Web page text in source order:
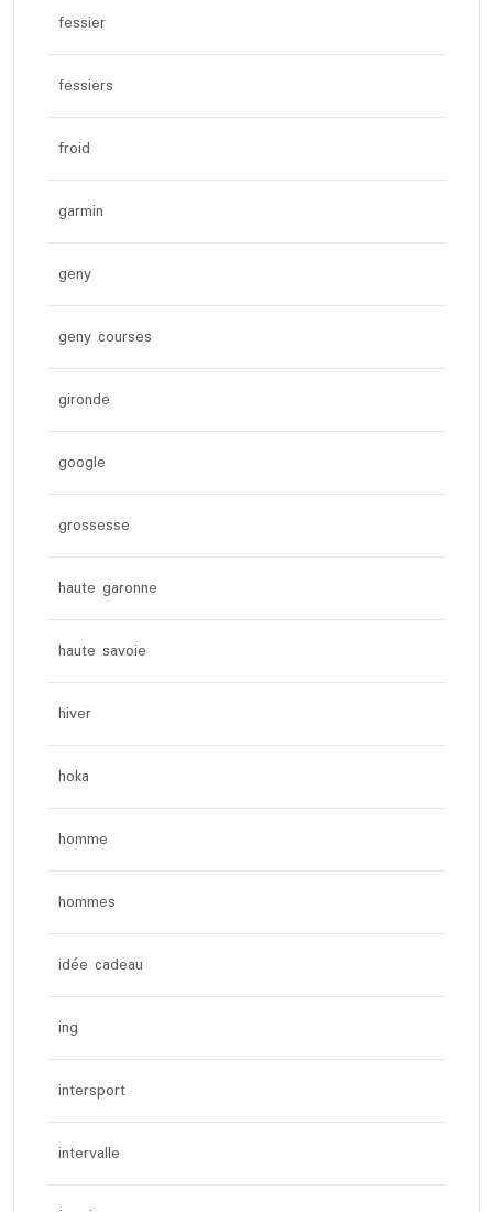
fessier
fessiers
froid
garmin
geny
geny courses
gironde
google
grossesse
haute garonne
haute savoie
hiver
hoka
homme
hommes
idée cadeau
ing
intersport
intervalle